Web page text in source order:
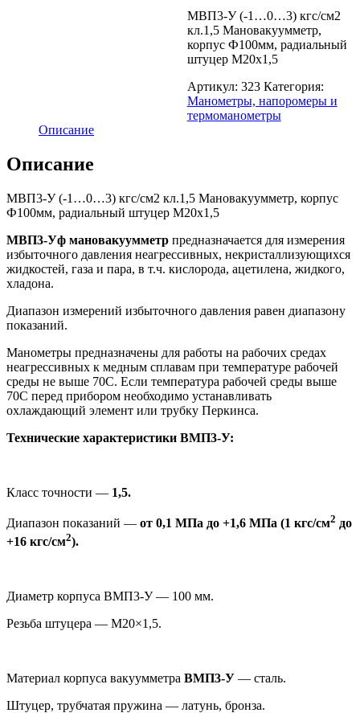
МВП3-У (-1…0…3) кгс/см2
кл.1,5 Мановакуумметр,
корпус Ф100мм, радиальный
штуцер М20х1,5
Артикул: 323 Категория:
Манометры, напоромеры и
термоманометры
Описание
Описание
МВП3-У (-1…0…3) кгс/см2 кл.1,5 Мановакуумметр, корпус
Ф100мм, радиальный штуцер М20х1,5
МВП3-Уф мановакуумметр предназначается для измерения
избыточного давления неагрессивных, некристаллизующихся
жидкостей, газа и пара, в т.ч. кислорода, ацетилена, жидкого,
хладона.
Диапазон измерений избыточного давления равен диапазону
показаний.
Манометры предназначены для работы на рабочих средах
неагрессивных к медным сплавам при температуре рабочей
среды не выше 70С. Если температура рабочей среды выше
70С перед прибором необходимо устанавливать
охлаждающий элемент или трубку Перкинса.
Технические характеристики ВМП3-У:
Класс точности — 1,5.
Диапазон показаний — от 0,1 МПа до +1,6 МПа (1 кгс/см2 до
+16 кгс/см2).
Диаметр корпуса ВМП3-У — 100 мм.
Резьба штуцера — М20×1,5.
Материал корпуса вакуумметра ВМП3-У — сталь.
Штуцер, трубчатая пружина — латунь, бронза.